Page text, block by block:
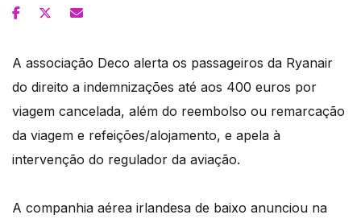
A associação Deco alerta os passageiros da Ryanair
do direito a indemnizações até aos 400 euros por
viagem cancelada, além do reembolso ou remarcação
da viagem e refeições/alojamento, e apela à
intervenção do regulador da aviação.
A companhia aérea irlandesa de baixo anunciou na